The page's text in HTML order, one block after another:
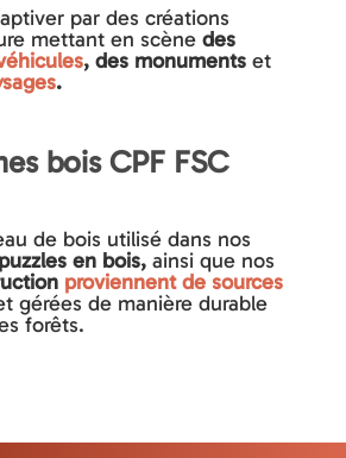
par des créations
mettant en scènedes
, des monuments et
.
bois CPF FSC
de bois utilisé dans nos
en bois, ainsi que nos
proviennent de sources
gérées de manière durable
forêts.